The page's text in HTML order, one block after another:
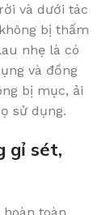
và dưới tác
bị thấm
nhẹ là có
và đồng
bị mục, ải
sử dụng.
gỉ sét,
toàn